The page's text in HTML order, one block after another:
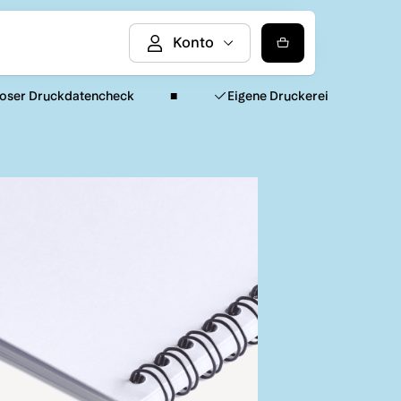
Druckdatencheck Eigene Druckerei